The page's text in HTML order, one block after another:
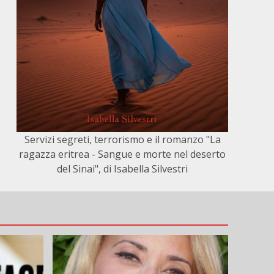
Servizi segreti, terrorismo e il romanzo "La
ragazza eritrea - Sangue e morte nel deserto
del Sinai", di Isabella Silvestri